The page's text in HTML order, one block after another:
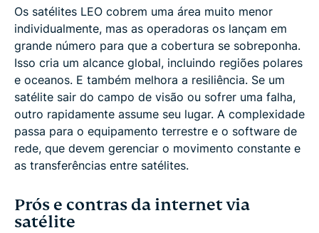
Os satélites LEO cobrem uma área muito menor
individualmente, mas as operadoras os lançam em
grande número para que a cobertura se sobreponha.
Isso cria um alcance global, incluindo regiões polares
e oceanos. E também melhora a resiliência. Se um
satélite sair do campo de visão ou sofrer uma falha,
outro rapidamente assume seu lugar. A complexidade
passa para o equipamento terrestre e o software de
rede, que devem gerenciar o movimento constante e
as transferências entre satélites.
Prós e contras da internet via
satélite